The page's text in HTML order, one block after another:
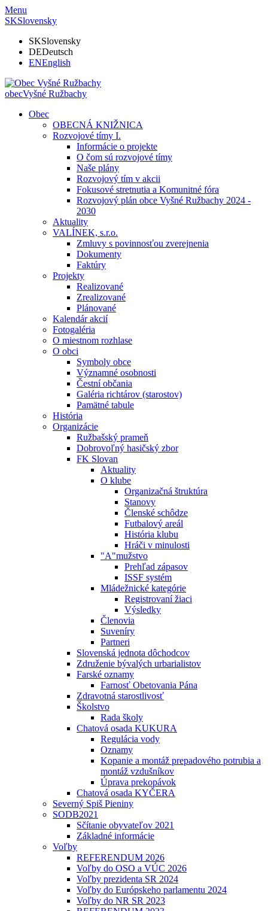
Menu
SKSlovensky
SKSlovensky
DEDeutsch
ENEnglish
obecVyšné Ružbachy
Obec
OBECNÁ KNIŽNICA
Rozvojové tímy I.
Informácie o projekte
O čom sú rozvojové tímy
Naše plány
Rozvojový tím v akcii
Fokusové stretnutia a Komunitné fóra
Rozvojový plán obce Vyšné Ružbachy 2024 -
2030
Aktuality
VALÍNEK, s.r.o.
Zmluvy s povinnosťou zverejnenia
Dokumenty
Faktúry
Projekty
Realizované
Zrealizované
Plánované
Kalendár akcií
Fotogaléria
O miestnom rozhlase
O obci
Symboly obce
Významné osobnosti
Čestní občania
Galéria richtárov (starostov)
Pamätné tabule
História
Organizácie
Ružbašský prameň
Dobrovoľný hasičský zbor
FK Slovan
Aktuality
O klube
Organizačná štruktúra
Stanovy
Členské schôdze
Futbalový areál
História klubu
Hráči v minulosti
"A"mužstvo
Prehľad zápasov
ISSF systém
Mládežnické kategórie
Registrovaní žiaci
Výsledky
Členovia
Suveníry
Partneri
Slovenská jednota dôchodcov
Združenie bývalých urbarialistov
Farské oznamy
Farnosť Obetovania Pána
Zdravotná starostlivosť
Školstvo
Rada školy
Chatová osada KUKURA
Regulácia vody
Oznamy
Kopanie a montáž prepadového potrubia a
montáž vzdušníkov
Úprava prekopávok
Chatová osada KYČERA
Severný Spiš Pieniny
SODB2021
Sčítanie obyvateľov 2021
Základné informácie
Voľby
REFERENDUM 2026
Voľby do OSO a VÚC 2026
Voľby prezidenta SR 2024
Voľby do Európskeho parlamentu 2024
Voľby do NR SR 2023